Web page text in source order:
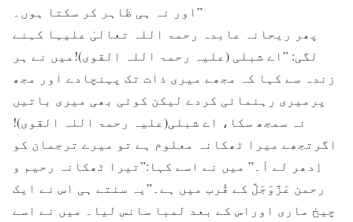
اور نہ ہی ظاہر کر سکتا ہوں۔”
پھر ریحانہ عابدہ رحمۃ اللہ تعالیٰ علیہا کہنے
لگی: ”اے شبلی (علیہ رحمۃ اللہ القوی)!میں نے ہر
زندہ سے کہا کہ مجھے میری ذات تک پہنچادے اور مجھ
پرمیری رہنمائی کردے لیکن کوئی بھی میری باتیں
نہ سمجھ سکا، اے شبلی(علیہ رحمۃ اللہ القوی)!
اگرتجھے میرا ٹھکانہ معلوم ہے تو میرے ترجمان کو
اِدھر لے آ۔” میں نے اسے کہا:”تیرا ٹھکانہ رحیم و
رحمن عَزَّوَجَلَّ کے قُرب میں ہے۔”یہ سنتے ہی اس نے ایک
چیخ ماری اوراس کے بعد لمبا سانس لیا۔ میں نے اسے